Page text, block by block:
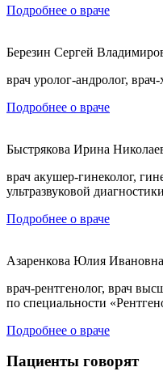
Подробнее о враче
Березин Сергей
врач уролог-андролог,
Подробнее о враче
Быстрякова Ирина
врач акушер-гинеколог,
ультразвуковой диагностики
Подробнее о враче
Азаренкова Юлия Ивановна
врач-рентгенолог, врач
по специальности
Подробнее о враче
Пациенты говорят